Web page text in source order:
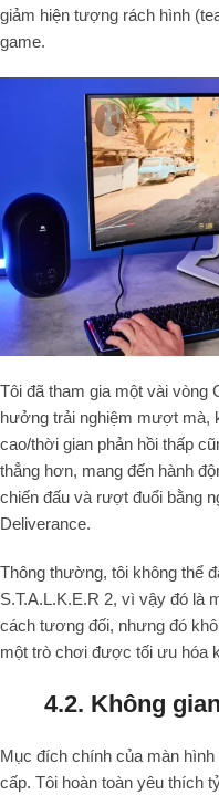
giảm hiện tượng rách hình
game.
Tôi đã tham gia một vài vòng
hưởng trải nghiệm mượt mà,
cao/thời gian phản hồi thấp
thẳng hơn, mang đến hành
chiến đấu và rượt đuổi bằng
Deliverance.
Thông thường, tôi không thể
S.T.A.L.K.E.R 2, vì vậy đó là
cách tương đối, nhưng đó
một trò chơi được tối ưu hóa
4.2. Không
Mục đích chính của màn
cấp. Tôi hoàn toàn yêu thích